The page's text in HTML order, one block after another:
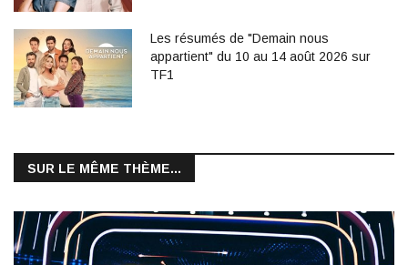
Les résumés de "Demain nous
appartient" du 10 au 14 août 2026 sur
TF1
SUR LE MÊME THÈME...